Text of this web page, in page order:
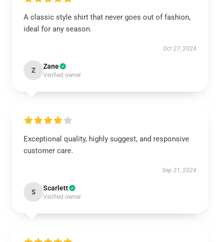
A classic style shirt that never goes out of fashion,
ideal for any season.
Oct 27, 2024
Z Zane
Verified owner
Exceptional quality, highly suggest, and responsive
customer care.
Sep 21, 2024
S Scarlett
Verified owner